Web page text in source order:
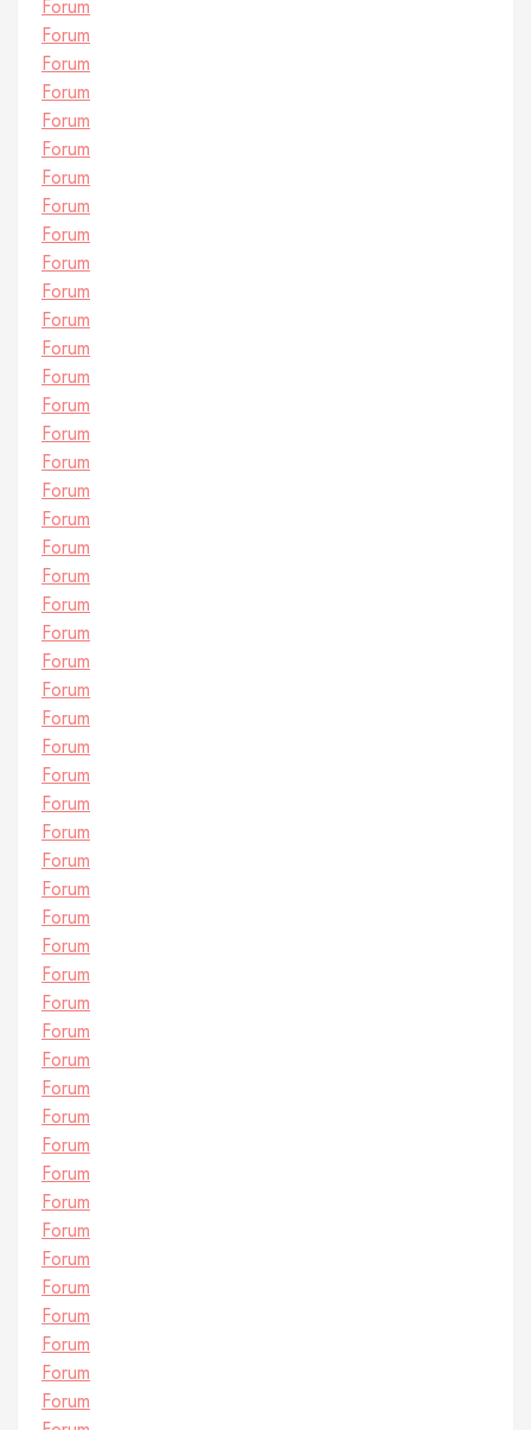
Forum
Forum
Forum
Forum
Forum
Forum
Forum
Forum
Forum
Forum
Forum
Forum
Forum
Forum
Forum
Forum
Forum
Forum
Forum
Forum
Forum
Forum
Forum
Forum
Forum
Forum
Forum
Forum
Forum
Forum
Forum
Forum
Forum
Forum
Forum
Forum
Forum
Forum
Forum
Forum
Forum
Forum
Forum
Forum
Forum
Forum
Forum
Forum
Forum
Forum